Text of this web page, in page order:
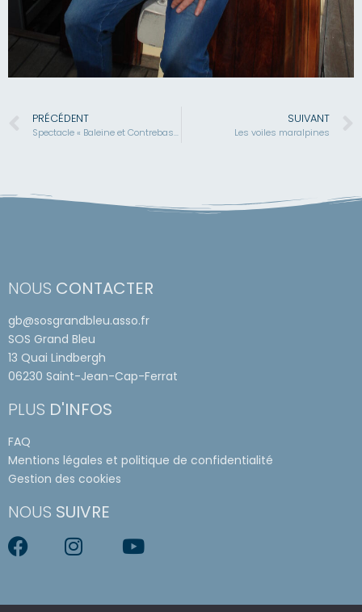
PRÉCÉDENT
Spectacle « Baleine et Contrebasse »
SUIVANT
Les voiles maralpines
NOUS CONTACTER
gb@sosgrandbleu.asso.fr
SOS Grand Bleu
13 Quai Lindbergh
06230 Saint-Jean-Cap-Ferrat
PLUS D'INFOS
FAQ
Mentions légales et politique de confidentialité
Gestion des cookies
NOUS SUIVRE